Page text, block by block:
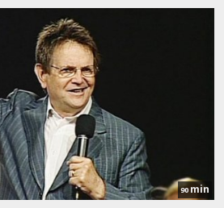
90min